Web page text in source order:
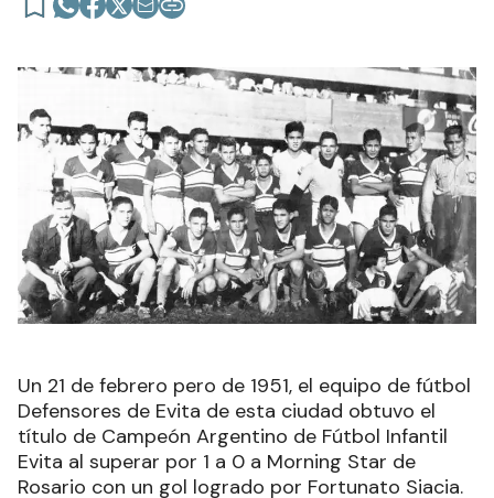
Un 21 de febrero pero de 1951, el equipo de fútbol
Defensores de Evita de esta ciudad obtuvo el
título de Campeón Argentino de Fútbol Infantil
Evita al superar por 1 a 0 a Morning Star de
Rosario con un gol logrado por Fortunato Siacia.